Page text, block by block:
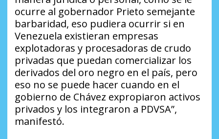
ocurre al gobernador Prieto semejante
barbaridad, eso pudiera ocurrir si en
Venezuela existieran empresas
explotadoras y procesadoras de crudo
privadas que puedan comercializar los
derivados del oro negro en el país, pero
eso no se puede hacer cuando en el
gobierno de Chávez expropiaron activos
privados y los integraron a PDVSA”,
manifestó.